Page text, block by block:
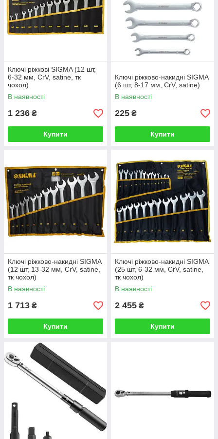
Ключі ріжкові SIGMA (12 шт,
6-32 мм, CrV, satine, тк
чохол)
В наявності
1 236 ₴
Купити
Ключі ріжково-накидні SIGMA
(6 шт, 8-17 мм, CrV, satine)
В наявності
225 ₴
Купити
Ключі ріжково-накидні SIGMA
(12 шт, 13-32 мм, CrV, satine,
тк чохол)
В наявності
1 713 ₴
Купити
Ключі ріжково-накидні SIGMA
(25 шт, 6-32 мм, CrV, satine,
тк чохол)
В наявності
2 455 ₴
Купити